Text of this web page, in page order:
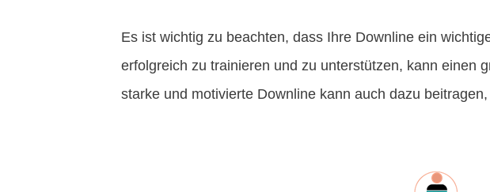
Es ist wichtig zu beachten, dass Ihre Downline ein
erfolgreich zu trainieren und zu unterstützen, kann einen
starke und motivierte Downline kann auch dazu